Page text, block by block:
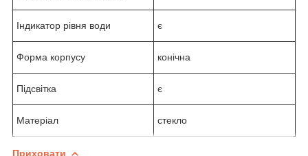
Індикатор рівня води є
Форма корпусу конічна
Підсвітка є
Матеріал стекло
Приховати